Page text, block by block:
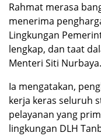
Rahmat merasa
menerima
Lingkungan
lengkap, dan taat
Menteri Siti Nurbaya.
Ia mengatakan,
kerja keras seluruh
pelayanan yang
lingkungan DLH